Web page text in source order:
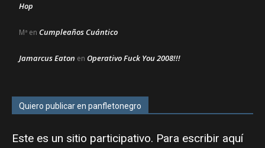
Hop
Mª en Cumpleaños Cuántico
Jamarcus Eaton en Operativo Fuck You 2008!!!
Quiero publicar en panfletonegro
Este es un sitio participativo. Para escribir aquí